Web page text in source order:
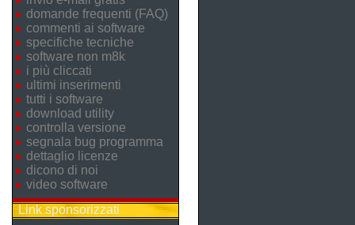
domande frequenti (FAQ)
commenti ai software
specifiche tecniche
software non m8k
i più cliccati
ultimi inserimenti
tutti i software
download utility
controlla versione
segnala bug programma
dettaglio licenze
dicono di noi
video software
Link sponsorizzati